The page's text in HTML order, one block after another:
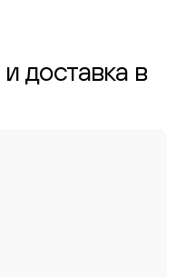
доставка в